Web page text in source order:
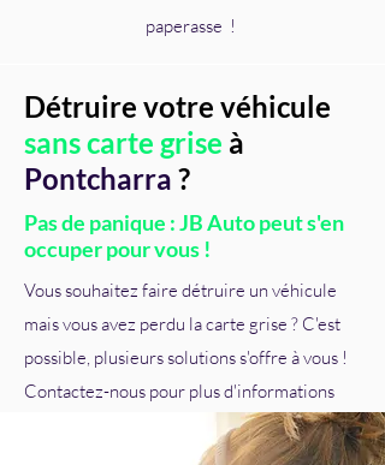
paperasse !
Détruire votre véhicule
sans carte grise à
Pontcharra ?
Pas de panique : JB Auto peut s'en
occuper pour vous !
Vous souhaitez faire détruire un véhicule
mais vous avez perdu la carte grise ? C'est
possible, plusieurs solutions s'offre à vous !
Contactez-nous pour plus d'informations